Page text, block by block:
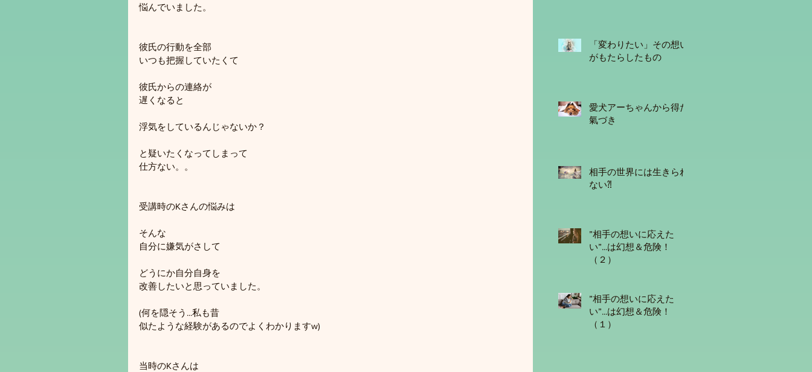
悩んでいました。
彼氏の行動を全部
いつも把握していたくて
彼氏からの連絡が
遅くなると
浮気をしているんじゃないか？
と疑いたくなってしまって
仕方ない。。
受講時のKさんの悩みは
そんな
自分に嫌気がさして
どうにか自分自身を
改善したいと思っていました。
(何を隠そう...私も昔
似たような経験があるのでよくわかりますw)
当時のKさんは
「変わりたい」その想い
がもたらしたもの
愛犬アーちゃんから得た
氣づき
相手の世界には生きられ
ない⁈
”相手の想いに応えた
い”...は幻想＆危険！
（２）
”相手の想いに応えた
い”...は幻想＆危険！
（１）